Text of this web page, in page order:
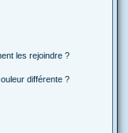
les rejoindre ?
différente ?